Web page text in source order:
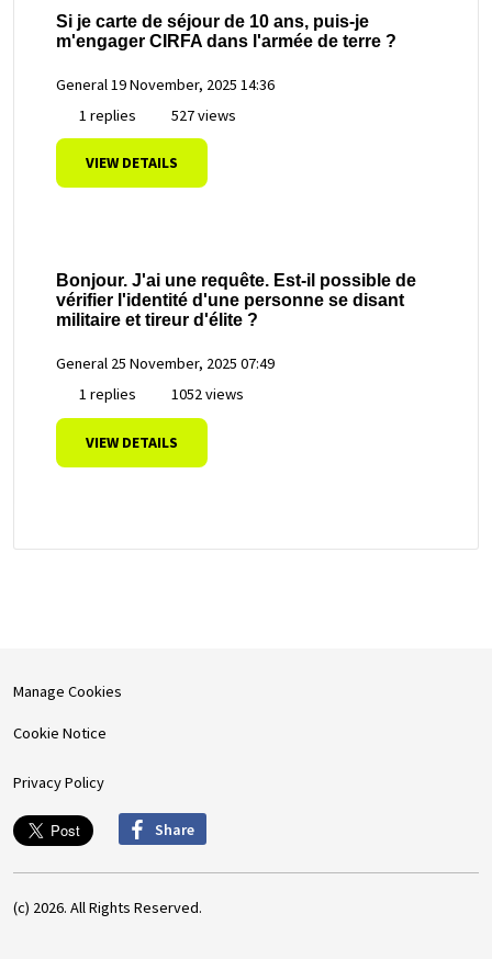
Si je carte de séjour de 10 ans, puis-je
m'engager CIRFA dans l'armée de terre ?
General19 November, 2025 14:36
1 replies
527 views
VIEW DETAILS
Bonjour. J'ai une requête. Est-il possible de
vérifier l'identité d'une personne se disant
militaire et tireur d'élite ?
General 25 November, 2025 07:49
1 replies
1052 views
VIEW DETAILS
Manage Cookies
Cookie Notice
Privacy Policy
Share
(c) 2026. All Rights Reserved.